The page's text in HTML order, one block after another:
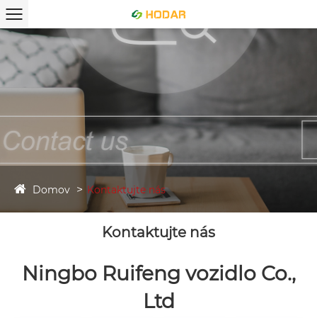
Domov Kontaktujte nás
Kontaktujte nás
Ningbo Ruifeng vozidlo Co.,
Ltd